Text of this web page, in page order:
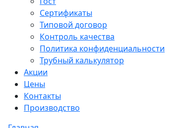
Сертификаты
Типовой договор
Контроль качества
Политика конфиденциальности
Трубный калькулятор
Акции
Цены
Контакты
Производство